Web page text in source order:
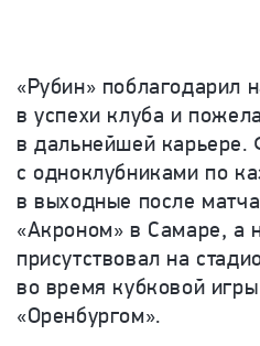
«Рубин» поблагодарил
в успехи клуба и
в дальнейшей карьере.
с одноклубниками по
в выходные после
«Акроном» в Самаре, а
присутствовал на
во время кубковой
«Оренбургом».